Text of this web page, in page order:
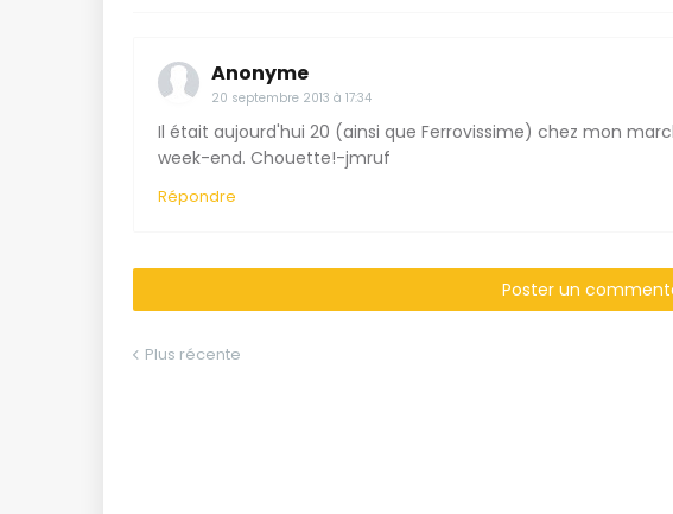
Anonyme
20 septembre 2013 à 17:34
Il était aujourd'hui 20 (ainsi que Ferrovissime) chez mon
week-end. Chouette!-jmruf
Répondre
Poster un
Plus récente